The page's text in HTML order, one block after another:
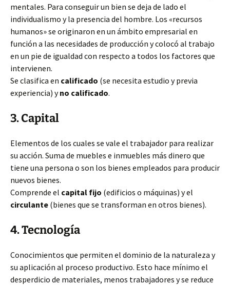
mentales. Para conseguir un bien se deja de lado el
individualismo y la presencia del hombre. Los «recursos
humanos» se originaron en un ámbito empresarial en
función a las necesidades de producción y colocó al trabajo
en un pie de igualdad con respecto a todos los factores que
intervienen.
Se clasifica en calificado (se necesita estudio y previa
experiencia) yno calificado.
3. Capital
Elementos de los cuales se vale el trabajador para realizar
su acción. Suma de muebles e inmuebles más dinero que
tiene una persona o son los bienes empleados para producir
nuevos bienes.
Comprende el capital fijo (edificios o máquinas) y el
circulante (bienes que se transforman en otros bienes).
4. Tecnología
Conocimientos que permiten el dominio de la naturaleza y
su aplicación al proceso productivo. Esto hace mínimo el
desperdicio de materiales, menos trabajadores y se reduce